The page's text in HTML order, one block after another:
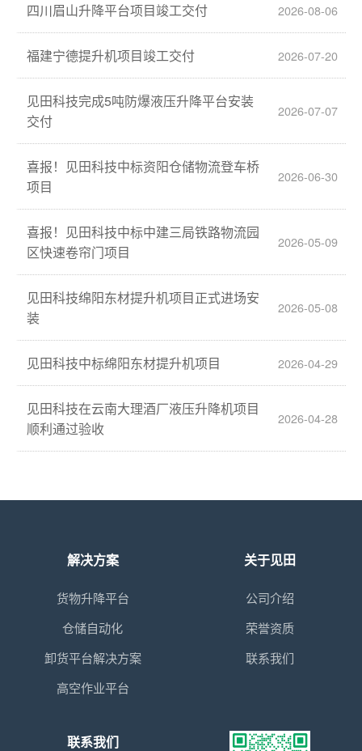
四川眉山升降平台项目竣工交付 2026-08-06
福建宁德提升机项目竣工交付 2026-07-20
见田科技完成5吨防爆液压升降平台安装
交付
2026-07-07
喜报！见田科技中标资阳仓储物流登车桥
项目
2026-06-30
喜报！见田科技中标中建三局铁路物流园
区快速卷帘门项目
2026-05-09
见田科技绵阳东材提升机项目正式进场安
装
2026-05-08
见田科技中标绵阳东材提升机项目 2026-04-29
见田科技在云南大理酒厂液压升降机项目
顺利通过验收
2026-04-28
解决方案
货物升降平台
仓储自动化
卸货平台解决方案
高空作业平台
关于见田
公司介绍
荣誉资质
联系我们
联系我们